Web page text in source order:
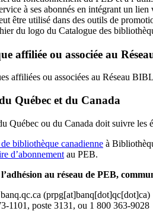
à ses abonnés en intégrant un
être utilisé dans des outils de
du logo du Catalogue des
affiliée ou associée au
affiliées ou associées au Réseau
Québec et du Canada
Québec ou du Canada doit suivre les
bibliothèque canadienne à
d’abonnement au PEB.
au réseau de PEB,
banq.qc.ca (prpg[at]banq[dot]qc[dot]ca)
1101, poste 3131, ou 1 800 363-9028